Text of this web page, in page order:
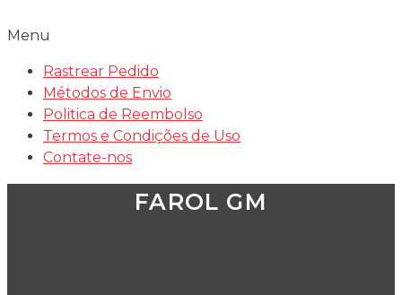
Menu
Rastrear Pedido
Métodos de Envio
Politica de Reembolso
Termos e Condições de Uso
Contate-nos
FAROL GM